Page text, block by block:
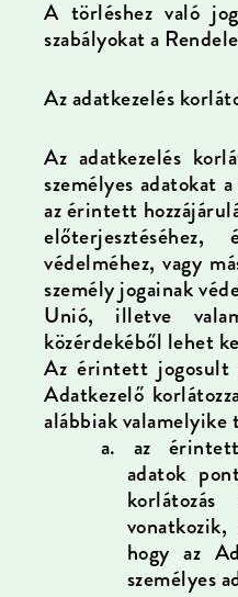
A törléshez való
szabályokat a
Az adatkezelés
Az adatkezelés
személyes adatokat
az érintett
előterjesztéséhez,
védelméhez, vagy
személy jogainak
Unió, illetve
közérdekéből lehet
Az érintett jogosult
Adatkezelő
alábbiak valamelyike
a. az
adatok
hogy az
személyes